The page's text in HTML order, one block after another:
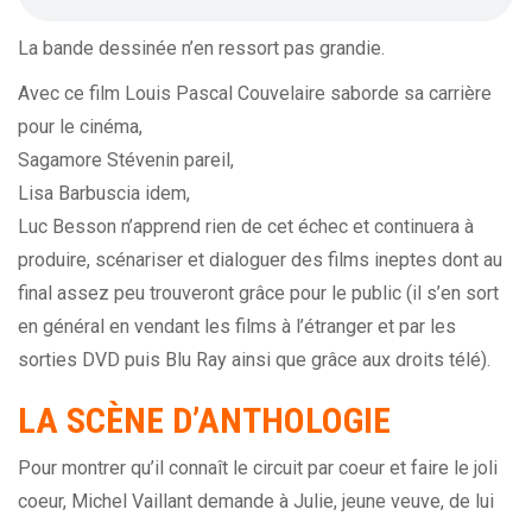
La bande dessinée n’en ressort pas grandie.
Avec ce film Louis Pascal Couvelaire saborde sa carrière
pour le cinéma,
Sagamore Stévenin pareil,
Lisa Barbuscia idem,
Luc Besson n’apprend rien de cet échec et continuera à
produire, scénariser et dialoguer des films ineptes dont au
final assez peu trouveront grâce pour le public (il s’en sort
en général en vendant les films à l’étranger et par les
sorties DVD puis Blu Ray ainsi que grâce aux droits télé).
LA SCÈNE D’ANTHOLOGIE
Pour montrer qu’il connaît le circuit par coeur et faire le joli
coeur, Michel Vaillant demande à Julie, jeune veuve, de lui